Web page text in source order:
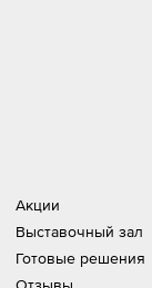
Акции
Выставочный зал
Готовые решения
Отзывы